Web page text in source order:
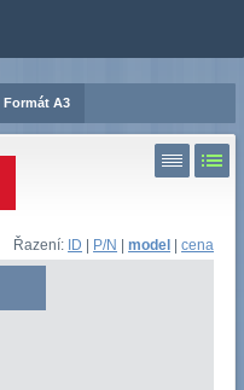
Formát A3
Řazení: ID | P/N |model |cena